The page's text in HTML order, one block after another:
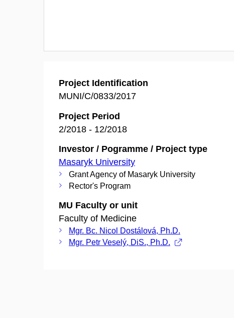
Project Identification
MUNI/C/0833/2017
Project Period
2/2018 - 12/2018
Investor / Pogramme / Project type
Masaryk University
Grant Agency of Masaryk University
Rector's Program
MU Faculty or unit
Faculty of Medicine
Mgr. Bc. Nicol Dostálová, Ph.D.
Mgr. Petr Veselý, DiS., Ph.D.